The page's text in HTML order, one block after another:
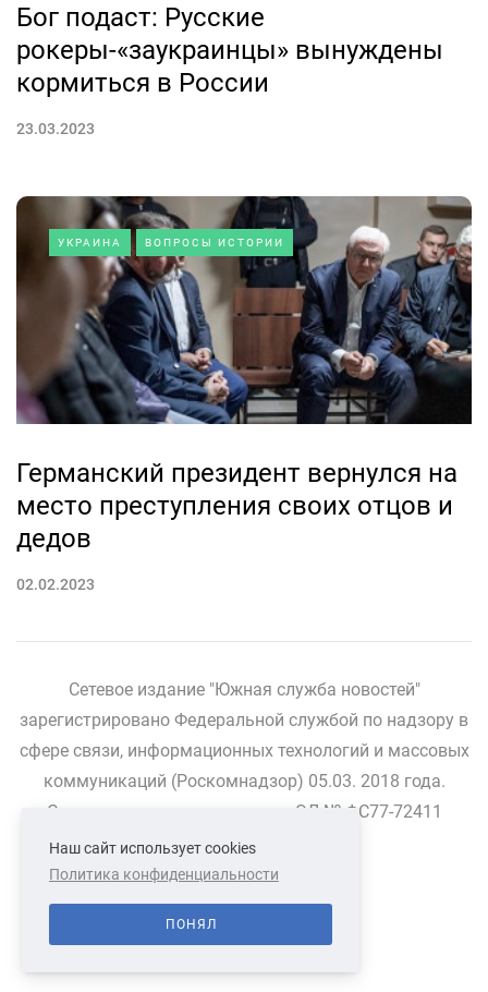
Бог подаст: Русские
рокеры-«заукраинцы» вынуждены
кормиться в России
23.03.2023
УКРАИНА ВОПРОСЫ ИСТОРИИ
Германский президент вернулся на
место преступления своих отцов и
дедов
02.02.2023
Сетевое издание "Южная служба новостей"
зарегистрировано Федеральной службой по надзору в
сфере связи, информационных технологий и массовых
коммуникаций (Роскомнадзор) 05.03. 2018 года.
Свидетельство о регистрации ЭЛ № ФС77-72411
СВЯЗАТЬСЯ С НАМИ
Наш сайт использует cookies
Политика конфиденциальности
ПОНЯЛ